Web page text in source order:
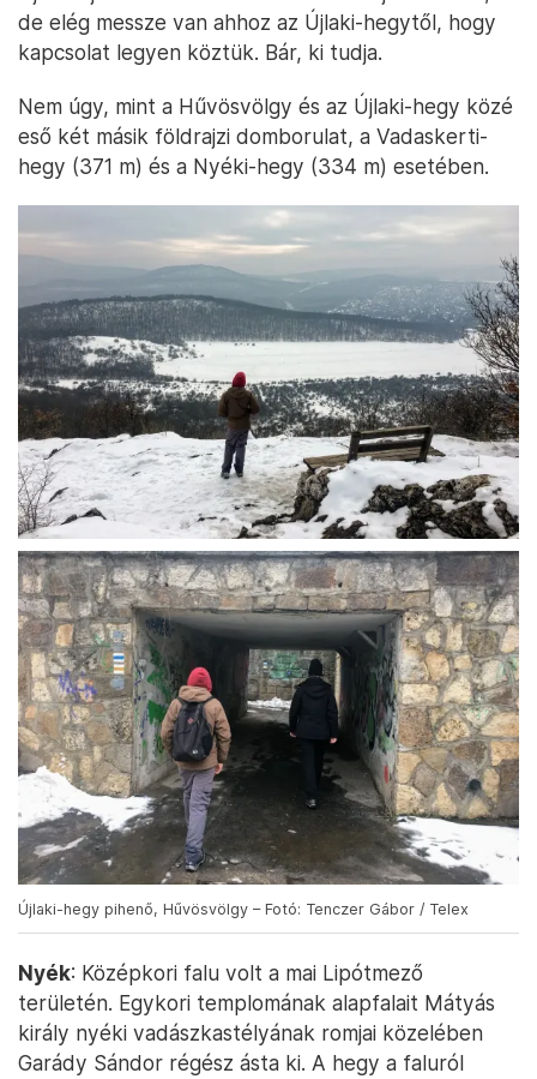
de elég messze van ahhoz az Újlaki-hegytől, hogy
kapcsolat legyen köztük. Bár, ki tudja.
Nem úgy, mint a Hűvösvölgy és az Újlaki-hegy közé
eső két másik földrajzi domborulat, a Vadaskerti-
hegy (371 m) és a Nyéki-hegy (334 m) esetében.
Újlaki-hegy pihenő, Hűvösvölgy – Fotó: Tenczer Gábor / Telex
Nyék: Középkori falu volt a mai Lipótmező
területén. Egykori templomának alapfalait Mátyás
király nyéki vadászkastélyának romjai közelében
Garády Sándor régész ásta ki. A hegy a faluról